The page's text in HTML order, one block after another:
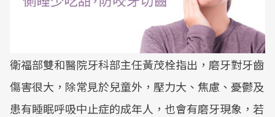
衛福部雙和醫院牙科部主任黃茂栓指出，磨牙對牙齒
傷害很大，除常見於兒童外，壓力大、焦慮、憂鬱及
患有睡眠呼吸中止症的成年人，也會有磨牙現象，若